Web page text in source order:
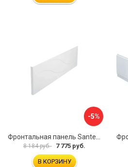
-5%
8 184 руб. 7 775 руб.
В КОРЗИНУ